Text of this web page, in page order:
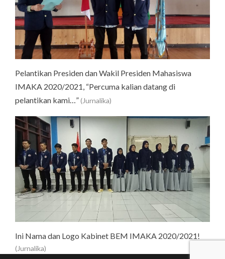
Pelantikan Presiden dan Wakil Presiden Mahasiswa
IMAKA 2020/2021, “Percuma kalian datang di
pelantikan kami…”(Jurnalika)
Ini Nama dan Logo Kabinet BEM IMAKA 2020/2021!
(Jurnalika)